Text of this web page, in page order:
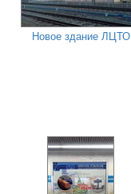
Новое здание ЛЦТО